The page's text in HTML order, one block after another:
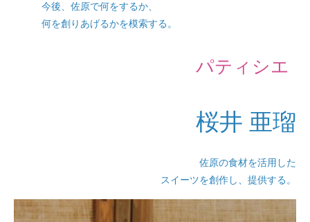
今後、佐原で何をするか、
何を創りあげるかを模索する。
パティシエ
桜井 亜瑠
佐原の食材を活用した
スイーツを創作し、提供する。